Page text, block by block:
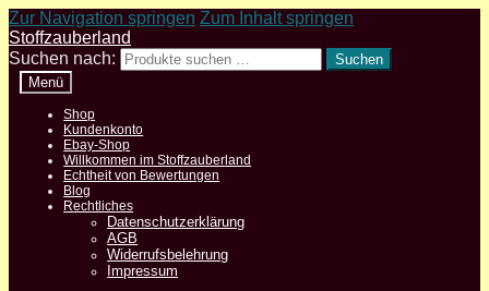
Zur Navigation springen Zum Inhalt springen
Stoffzauberland
Suchen nach:
Suchen
Menü
Shop
Kundenkonto
Ebay-Shop
Willkommen im Stoffzauberland
Echtheit von Bewertungen
Blog
Rechtliches
Datenschutzerklärung
AGB
Widerrufsbelehrung
Impressum